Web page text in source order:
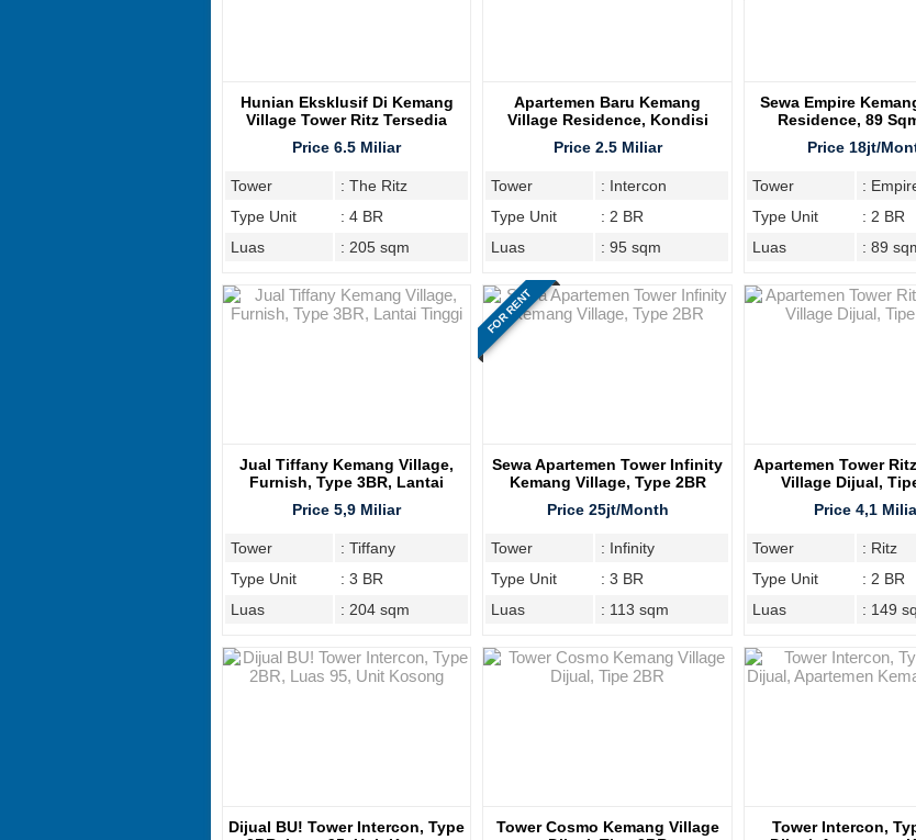
Hunian Eksklusif Di Kemang
Village Tower Ritz Tersedia
Untuk Dijual
Price 6.5 Miliar
Tower
: The Ritz
Type Unit
: 4 BR
Luas
: 205 sqm
Apartemen Baru Kemang
Village Residence, Kondisi
Bare, Tower Intercon
Price 2.5 Miliar
Tower
: Intercon
Type Unit
: 2 BR
Luas
: 95 sqm
Sewa Empire
Residence, 89
Price 18jt/
Tower
:
Type Unit
: 2 BR
Luas
: 89
Jual Tiffany Kemang Village,
Furnish, Type 3BR, Lantai
Tinggi
Price 5,9 Miliar
Tower
: Tiffany
Type Unit
: 3 BR
Luas
: 204 sqm
FOR RENT
Sewa Apartemen Tower Infinity
Kemang Village, Type 2BR
Price 25jt/Month
Tower
: Infinity
Type Unit
: 3 BR
Luas
: 113 sqm
Apartemen Tower
Village Dijual,
Price 4,1
Tower
: Ritz
Type Unit
: 2 BR
Luas
: 149
Dijual BU! Tower Intercon, Type
Tower Cosmo Kemang Village
Tower Intercon,